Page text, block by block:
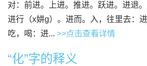
对：前进。上进。推进。跃进。进退
进行（x妌g）。进而。入，往里去：
吃，喝：进... >>点击查看详情
“化”字的释义